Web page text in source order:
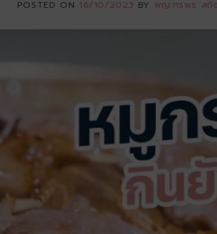
POSTED ON 16/10/2023 BY พญ.กรพร สถิ